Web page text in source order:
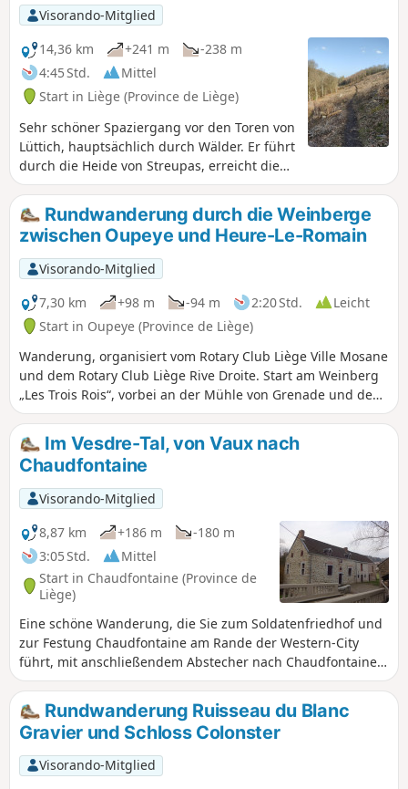
Visorando-Mitglied
14,36 km
+241 m
-238 m
4:45 Std.
Mittel
Start in Liège (Province de Liège)
Sehr schöner Spaziergang vor den Toren von
Lüttich, hauptsächlich durch Wälder. Er führt
durch die Heide von Streupas, erreicht die
Ourthe und verläuft parallel zu ihr bis zum
Schloss Colonster, um dann durch die
Wälder von Sart Tilman zurückzukehren.
Rundwanderung durch die Weinberge
zwischen Oupeye und Heure-Le-Romain
Visorando-Mitglied
7,30 km
+98 m -94 m 2:20 Std.
Leicht
Start in Oupeye (Province de Liège)
Wanderung, organisiert vom Rotary Club Liège Ville Mosane
und dem Rotary Club Liège Rive Droite. Start am Weinberg
„Les Trois Rois“, vorbei an der Mühle von Grenade und dem
Weinkeller von Liège, Erkundung der Weinberge von „Les
Trois Rois“.
Im Vesdre-Tal, von Vaux nach
Chaudfontaine
Visorando-Mitglied
8,87 km
+186 m
-180 m
3:05 Std.
Mittel
Start in Chaudfontaine (Province de
Liège)
Eine schöne Wanderung, die Sie zum Soldatenfriedhof und
zur Festung Chaudfontaine am Rande der Western-City
führt, mit anschließendem Abstecher nach Chaudfontaine
und seinem Casino. Zum Abschluss entdecken Sie den
herrlichen Parc Hauster
Rundwanderung Ruisseau du Blanc
Gravier und Schloss Colonster
Visorando-Mitglied